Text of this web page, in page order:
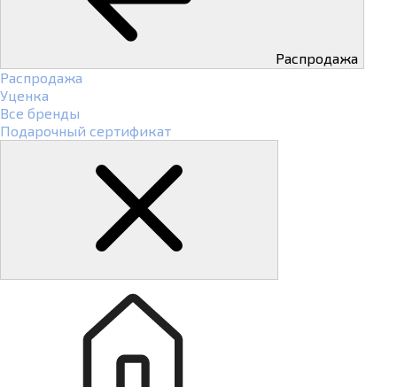
Распродажа
Распродажа
Уценка
Все бренды
Подарочный сертификат